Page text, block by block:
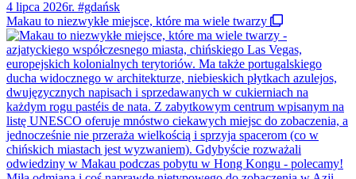
Makau to niezwykłe miejsce, które ma wiele twarzy